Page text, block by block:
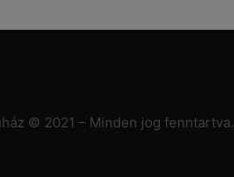
© 2021 – Minden jog fenntartva.